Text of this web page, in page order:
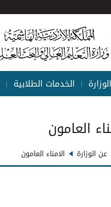
| الخدمات الطلابية |
العامون
عن الوزارة الامناء العامون